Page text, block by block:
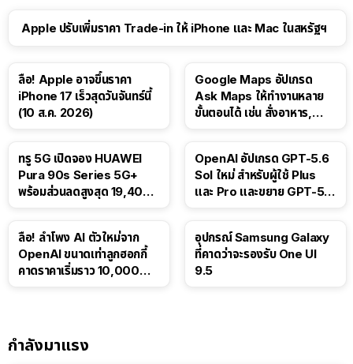
Apple ปรับเพิ่มราคา Trade-in ให้ iPhone และ Mac ในสหรัฐฯ
ลือ! Apple อาจขึ้นราคา
iPhone 17 เร็วสุดวันจันทร์นี้
(10 ส.ค. 2026)
Google Maps อัปเกรด
Ask Maps ให้ทำงานหลาย
ขั้นตอนได้ เช่น สั่งอาหาร,
ทรู 5G เปิดจอง HUAWEI
Pura 90s Series 5G+
พร้อมส่วนลดสูงสุด 19,400
OpenAI อัปเกรด GPT-5.6
Sol ใหม่ สำหรับผู้ใช้ Plus
และ Pro และขยาย GPT-5.6
ลือ! ลำโพง AI ตัวใหม่จาก
OpenAI ขนาดเท่าลูกฮอกกี้
คาดราคาเริ่มราว 10,000
อุปกรณ์ Samsung Galaxy
ที่คาดว่าจะรองรับ One UI
9.5
กำลังมาแรง